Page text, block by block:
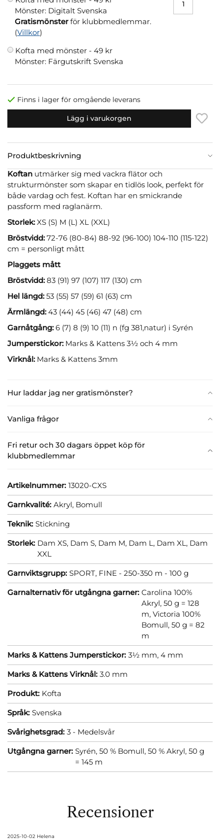
Mönster: Digitalt Svenska
Gratismönsterför klubbmedlemmar.
(Villkor)
Kofta med mönster - 49 kr
Mönster: Färgutskrift Svenska
Finns i lager för omgående leverans
Lägg i varukorgen
Produktbeskrivning
Hur laddar jag ner gratismönster?
Vanliga frågor
Fri retur och 30 dagars öppet köp för
klubbmedlemmar
Koftan utmärker sig med vackra flätor och
strukturmönster som skapar en tidlös look, perfekt för
både vardag och fest. Koftan har en smickrande
passform med raglanärm.
Storlek:XS (S) M (L) XL (XXL)
Bröstvidd:72-76 (80-84) 88-92 (96-100) 104-110 (115-122)
cm = personligt mått
Plaggets mått
Bröstvidd:83 (91) 97 (107) 117 (130) cm
Hel längd:53 (55) 57 (59) 61 (63) cm
Ärmlängd:43 (44) 45 (46) 47 (48) cm
Garnåtgång:6 (7) 8 (9) 10 (11) n (fg 381,natur) i Syrén
Jumperstickor:Marks & Kattens 3½ och 4 mm
Virknål:Marks & Kattens 3mm
Artikelnummer: 13020-CXS
Garnkvalité: Akryl, Bomull
Teknik: Stickning
Storlek: Dam XS, Dam S, Dam M, Dam L, Dam XL, Dam
XXL
Garnviktsgrupp: SPORT, FINE - 250-350 m - 100 g
Garnalternativ för utgångna garner: Carolina 100%
Akryl, 50 g = 128
m, Victoria 100%
Bomull, 50 g = 82
m
Marks & Kattens Jumperstickor: 3½ mm, 4 mm
Marks & Kattens Virknål: 3.0 mm
Produkt: Kofta
Språk: Svenska
Svårighetsgrad: 3 - Medelsvår
Utgångna garner: Syrén, 50 % Bomull, 50 % Akryl, 50 g
= 145 m
Recensioner
2025-10-02 Helena